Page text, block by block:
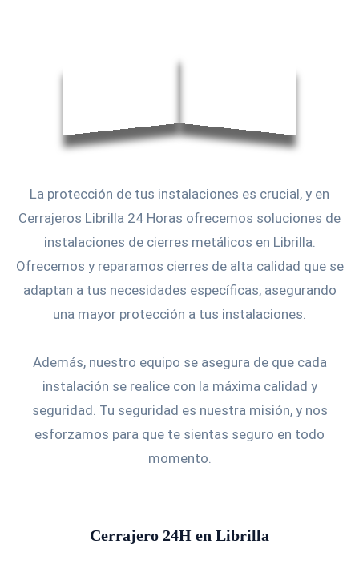
La protección de tus instalaciones es crucial, y en
Cerrajeros Librilla 24 Horas ofrecemos soluciones de
instalaciones de cierres metálicos en Librilla.
Ofrecemos y reparamos cierres de alta calidad que se
adaptan a tus necesidades específicas, asegurando
una mayor protección a tus instalaciones.
Además, nuestro equipo se asegura de que cada
instalación se realice con la máxima calidad y
seguridad. Tu seguridad es nuestra misión, y nos
esforzamos para que te sientas seguro en todo
momento.
Cerrajero 24H en Librilla